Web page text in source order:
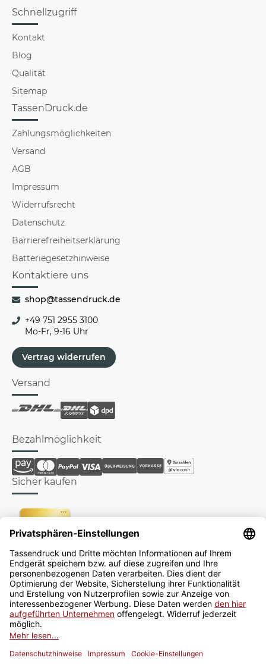
Schnellzugriff
Kontakt
Blog
Qualität
Sitemap
TassenDruck.de
Zahlungsmöglichkeiten
Versand
AGB
Impressum
Widerrufsrecht
Datenschutz
Barrierefreiheitserklärung
Batteriegesetzhinweise
Kontaktiere uns
shop@tassendruck.de
+49 751 2955 3100
Mo-Fr, 9-16 Uhr
Vertrag widerrufen
Versand
Bezahlmöglichkeit
Sicher kaufen
Newsletter
Jetzt anmelden